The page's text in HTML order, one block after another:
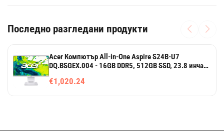
Последно разгледани продукти
Acer Компютър All-in-One Aspire S24B-U7
DQ.BSGEX.004 - 16GB DDR5, 512GB SSD, 23.8 инча
€1,020.24